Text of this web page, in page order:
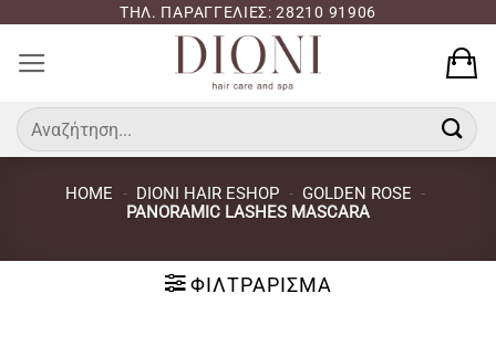
περιεχόμενο
ΤΗΛ. ΠΑΡΑΓΓΕΛΙΕΣ: 28210 91906
Αναζήτηση
για:
HOME - DIONI HAIR ESHOP - GOLDEN ROSE -
PANORAMIC LASHES MASCARA
ΦΙΛΤΡΆΡΙΣΜΑ